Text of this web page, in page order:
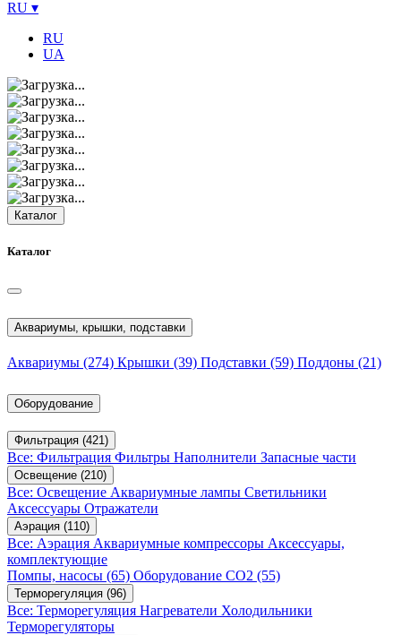
RU ▾
RU
UA
Каталог
Каталог
Аквариумы, крышки, подставки
Аквариумы (274) Крышки (39) Подставки (59) Поддоны (21)
Оборудование
Фильтрация (421)
Все: Фильтрация Фильтры Наполнители Запасные части
Освещение (210)
Все: Освещение Аквариумные лампы Светильники
Аксессуары Отражатели
Аэрация (110)
Все: Аэрация Аквариумные компрессоры Аксессуары,
комплектующие
Помпы, насосы (65) Оборудование CO2 (55)
Терморегуляция (96)
Все: Терморегуляция Нагреватели Холодильники
Терморегуляторы